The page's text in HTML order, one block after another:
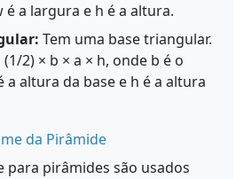
a largura e h é a altura.
Tem uma base triangular.
2) × b × a × h, onde b é o
a altura da base e h é a altura
da Pirâmide
para pirâmides são usados